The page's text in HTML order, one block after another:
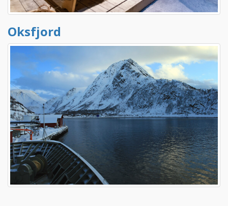
Oksfjord